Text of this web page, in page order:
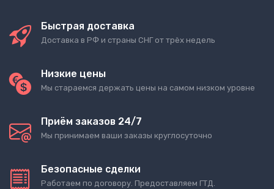
Быстрая доставка
Доставка в РФ и страны СНГ от трёх недель
Низкие цены
Мы стараемся держать цены на самом низком уровне
Приём заказов 24/7
Мы принимаем ваши заказы круглосуточно
Безопасные сделки
Работаем по договору. Предоставляем ГТД.